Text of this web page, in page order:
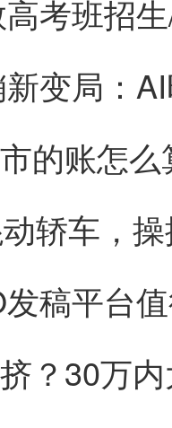
的账怎
轿车，
？30万